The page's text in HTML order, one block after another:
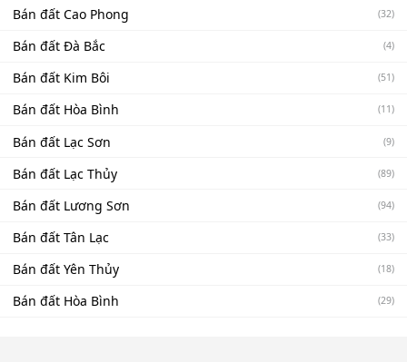
Bán đất Cao Phong (32)
Bán đất Đà Bắc (4)
Bán đất Kim Bôi (51)
Bán đất Hòa Bình (11)
Bán đất Lạc Sơn (9)
Bán đất Lạc Thủy (89)
Bán đất Lương Sơn (94)
Bán đất Tân Lạc (33)
Bán đất Yên Thủy (18)
Bán đất Hòa Bình (29)